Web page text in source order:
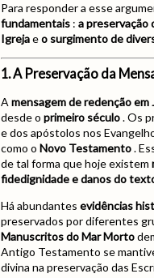
Para responder a esse
fundamentais : a preservação
Igrejaeo surgimento de
1. A Preservação da
A mensagem de redenção em
desde o primeiro século. Os
e dos apóstolos nos
como o Novo Testamento.
de tal forma que hoje existem
fidedignidade e danos do
Há abundantes evidências
preservados por diferentes
Manuscritos do Mar Morto
Antigo Testamento se
divina na preservação das